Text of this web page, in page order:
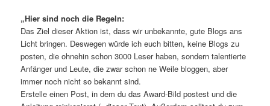
„Hier sind noch die Regeln:
Das Ziel dieser Aktion ist, dass wir unbekannte, gute Blogs ans
Licht bringen. Deswegen würde ich euch bitten, keine Blogs zu
posten, die ohnehin schon 3000 Leser haben, sondern talentierte
Anfänger und Leute, die zwar schon ne Weile bloggen, aber
immer noch nicht so bekannt sind.
Erstelle einen Post, in dem du das Award-Bild postest und die